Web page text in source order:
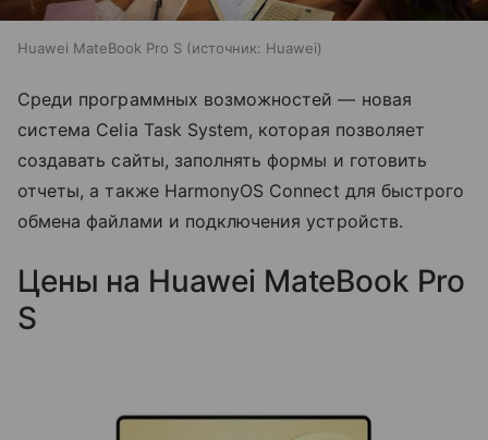
Huawei MateBook Pro S источник: Huawei
Среди программных возможностей — новая
система Celia Task System, которая позволяет
создавать сайты, заполнять формы и готовить
отчеты, а также HarmonyOS Connect для быстрого
обмена файлами и подключения устройств.
Цены на Huawei MateBook Pro
S